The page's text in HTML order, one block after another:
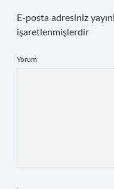
E-posta adresiniz
işaretlenmişlerdir
Yorum